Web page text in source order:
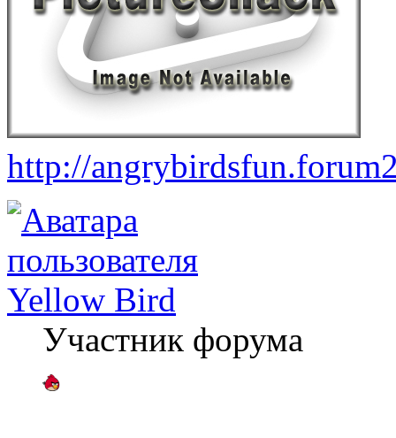
http://
Yellow Bird
Участник форума